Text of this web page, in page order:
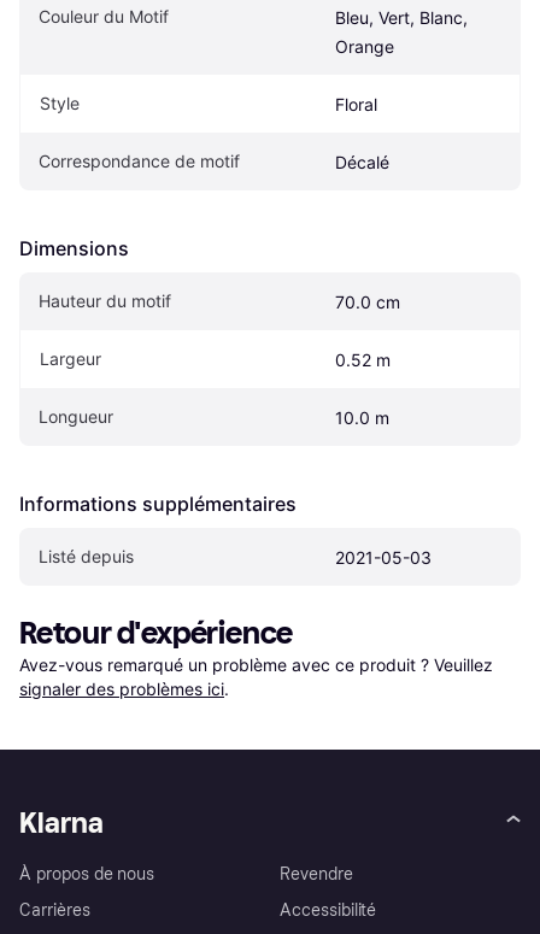
Couleur du Motif
Bleu, Vert, Blanc,
Orange
Style Floral
Correspondance de motif Décalé
Dimensions
Hauteur du motif 70.0 cm
Largeur 0.52 m
Longueur 10.0 m
Informations supplémentaires
Listé depuis 2021-05-03
Retour d'expérience
Avez-vous remarqué un problème avec ce produit ? Veuillez
signaler des problèmes ici.
Klarna
À propos de nous
Carrières
Revendre
Accessibilité